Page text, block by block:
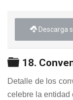
Descarga
Carpeta
18.
Detalle de los
celebre la entidad